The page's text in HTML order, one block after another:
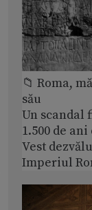
📁 Roma,
său
Un scandal
1.500 de
Vest
Imperiul